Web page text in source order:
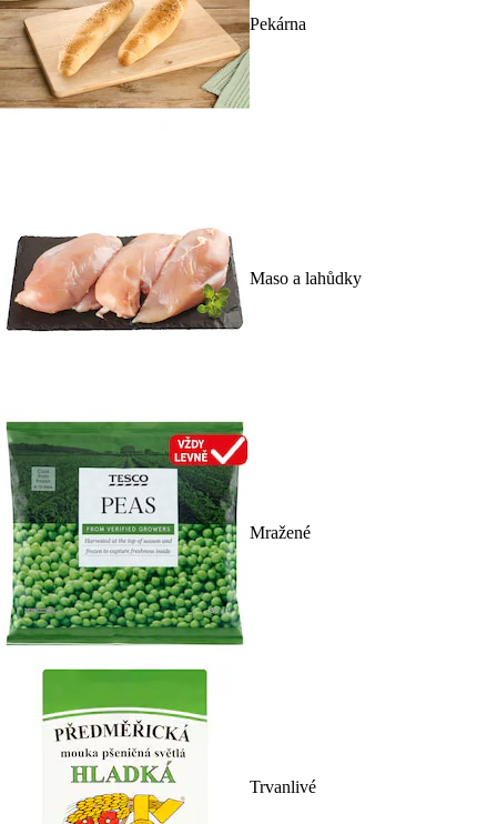
Pekárna
Maso a lahůdky
Mražené
Trvanlivé